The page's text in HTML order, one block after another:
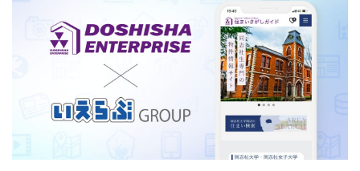
ホームページ制作について プラン紹介･制作の流れ